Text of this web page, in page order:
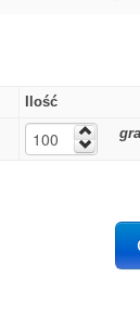
Ilość